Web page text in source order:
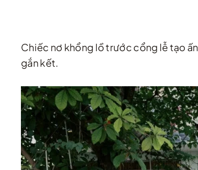
Chiếc nơ khổng lồ trước cổng lễ tạo
gắn kết.